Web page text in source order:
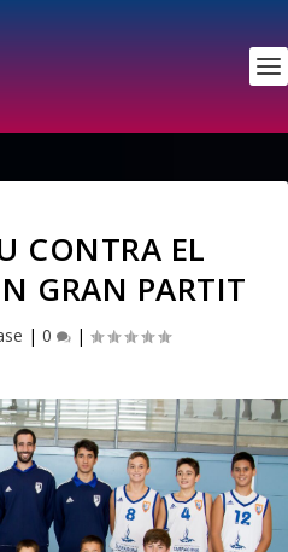
CONTRA EL
GRAN PARTIT
| 0 |